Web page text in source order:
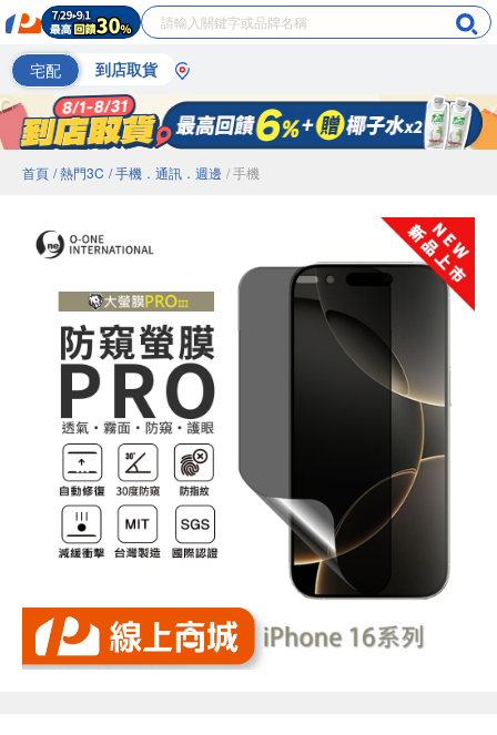
宅配 到店取貨
首頁 / 熱門3C / 手機．通訊．週邊 / 手機